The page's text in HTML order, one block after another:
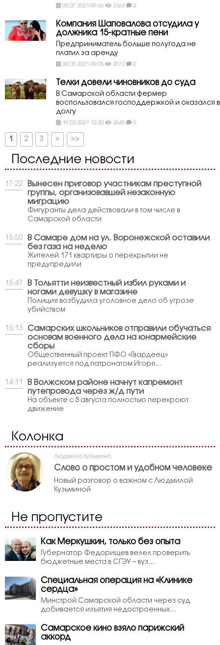
05.07.2021 09:36 3363 0
Компания Шаповалова отсудила у
должника 15-кратные пени
Предприниматель больше полугода не
платил за аренду
24.05.2021 09:05 2972 0
Телки довели чиновников до суда
В Самарской области фермер
воспользовался господдержкой и оказался в
долгу
19.02.2021 12:20 2645 0
1 2 3 > >>
Последние новости
17:22
Вынесен приговор участникам преступной
группы, организовавшей незаконную
миграцию
Фигуранты дела действовали в том числе в
Самарской области
15:50
В Самаре дом на ул. Воронежской оставили
без газа на неделю
Жителей 171 квартиры о перекрытии не
предупредили
15:47
В Тольятти неизвестный избил руками и
ногами девушку в магазине
Полиция возбудила уголовное дело об угрозе
убийством
15:13
Самарских школьников отправили обучаться
основам военного дела на юнармейские
сборы
Общественный проект ПФО «Гвардеец»
реализуется под патронатом Игоря...
14:11
В Волжском районе начнут капремонт
путепровода через ж/д пути
На объекте с 8 августа полностью перекроют
движение
Колонка
Людмила Кузьмина
Слово о простом и удобном человеке
Новый разговор о важном с Людмилой
Кузьминой
Не пропустите
Как Меркушкин, только без опыта
Губернатор Федорищев велел проверить
бюджетные места в СГЭУ – вуз...
Специальная операция на «Клинике
сердца»
Минстрой Самарской области через суд
добивается изъятия недостроенных...
Самарское кино взяло парижский
аккорд